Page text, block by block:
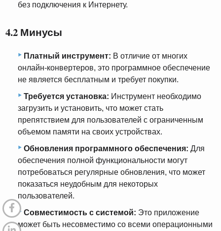
без подключения к Интернету.
4.2 Минусы
Платный инструмент: В отличие от многих
онлайн-конвертеров, это программное обеспечение
не является бесплатным и требует покупки.
Требуется установка: Инструмент необходимо
загрузить и установить, что может стать
препятствием для пользователей с ограниченным
объемом памяти на своих устройствах.
Обновления программного обеспечения: Для
обеспечения полной функциональности могут
потребоваться регулярные обновления, что может
показаться неудобным для некоторых
пользователей.
Совместимость с системой: Это приложение
может быть несовместимо со всеми операционными